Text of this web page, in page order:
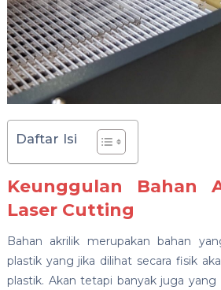
Daftar Isi
Keunggulan Bahan
Laser Cutting
Bahan akrilik merupakan bahan
plastik yang jika dilihat secara fisik
plastik. Akan tetapi banyak juga